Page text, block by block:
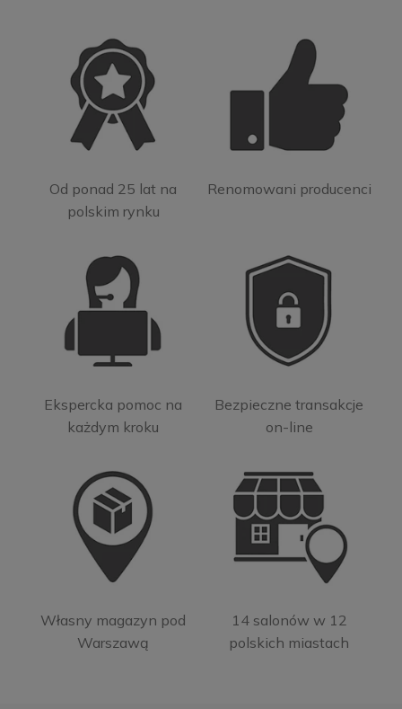
Od ponad 25 lat na
polskim rynku
Renomowani producenci
Ekspercka pomoc na
każdym kroku
Bezpieczne transakcje
on-line
Własny magazyn pod
Warszawą
14 salonów w 12
polskich miastach